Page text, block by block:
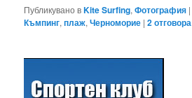
Публикувано вKite Surfing,Фотография |
Къмпинг,плаж,Черноморие |2отговора